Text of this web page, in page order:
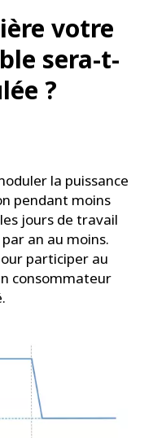
votre
sera-t-
?
la puissance
pendant moins
jours de travail
an au moins.
participer au
consommateur